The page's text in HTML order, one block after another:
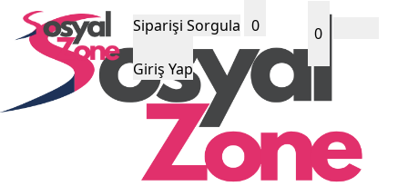
Siparişi Sorgula 0
Giriş Yap
0